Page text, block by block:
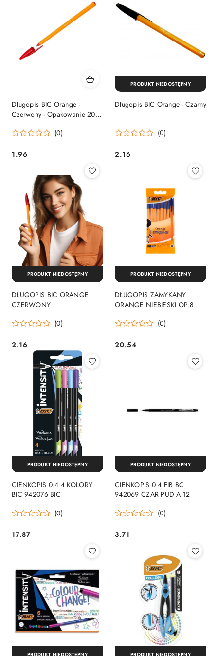
Długopis BIC Orange -
Czerwony - Opakowanie 20
(0)
Cena:
1.96
Długopis BIC Orange - Czarny
(0)
Cena:
2.16
PRODUKT NIEDOSTĘPNY
DŁUGOPIS BIC ORANGE
CZERWONY
(0)
Cena:
2.16
PRODUKT NIEDOSTĘPNY
DŁUGOPIS ZAMYKANY
ORANGE NIEBIESKI OP.8
(0)
Cena:
20.54
PRODUKT NIEDOSTĘPNY
CIENKOPIS 0.4 4 KOLORY
BIC 942076 BIC
(0)
Cena:
17.87
PRODUKT NIEDOSTĘPNY
CIENKOPIS 0.4 FIB BC
942069 CZAR PUD A 12
(0)
Cena:
3.71
PRODUKT NIEDOSTĘPNY
PRODUKT NIEDOSTĘPNY PRODUKT NIEDOSTĘPNY